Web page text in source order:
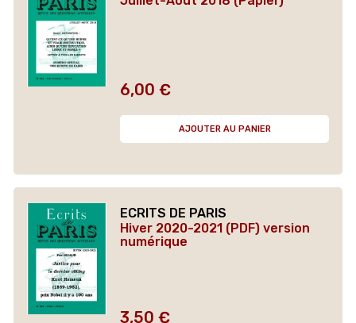
Prix
6,00 €
AJOUTER AU PANIER
ECRITS DE PARIS
Hiver 2020-2021 (PDF) version
numérique
Prix
3,50 €